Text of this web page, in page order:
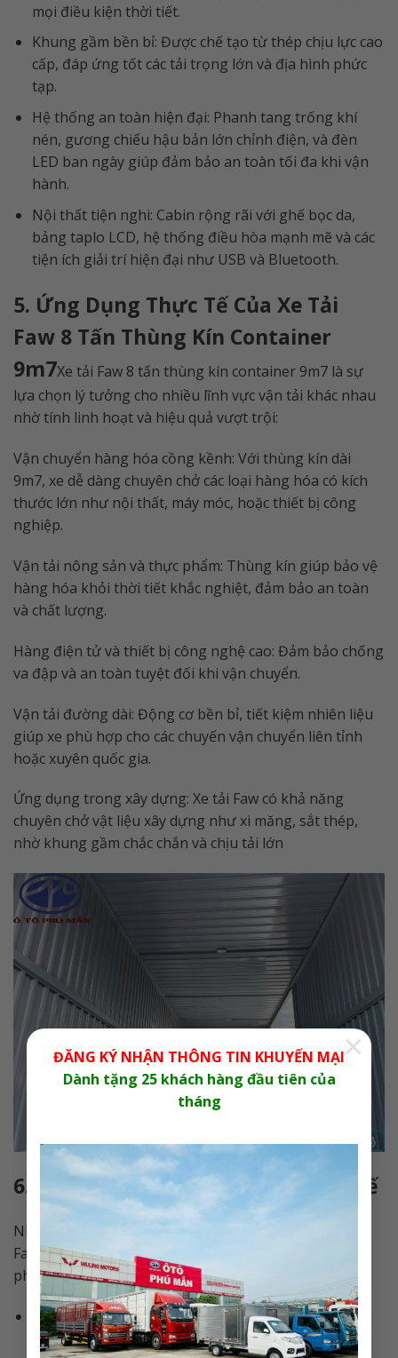
ĐĂNG KÝ NHẬN THÔNG TIN KHUYẾN MẠI
Dành tặng 25 khách hàng đầu tiên của
tháng
×
mọi điều kiện thời tiết.
Khung gầm bền bỉ: Được chế tạo từ thép chịu lực cao
cấp, đáp ứng tốt các tải trọng lớn và địa hình phức
tạp.
Hệ thống an toàn hiện đại: Phanh tang trống khí
nén, gương chiếu hậu bản lớn chỉnh điện, và đèn
LED ban ngày giúp đảm bảo an toàn tối đa khi vận
hành.
Nội thất tiện nghi: Cabin rộng rãi với ghế bọc da,
bảng taplo LCD, hệ thống điều hòa mạnh mẽ và các
tiện ích giải trí hiện đại như USB và Bluetooth.
5. Ứng Dụng Thực Tế Của Xe Tải
Faw 8 Tấn Thùng Kín Container
9m7Xe tải Faw 8 tấn thùng kín container 9m7 là sự
lựa chọn lý tưởng cho nhiều lĩnh vực vận tải khác nhau
nhờ tính linh hoạt và hiệu quả vượt trội:
Vận chuyển hàng hóa cồng kềnh: Với thùng kín dài
9m7, xe dễ dàng chuyên chở các loại hàng hóa có kích
thước lớn như nội thất, máy móc, hoặc thiết bị công
nghiệp.
Vận tải nông sản và thực phẩm: Thùng kín giúp bảo vệ
hàng hóa khỏi thời tiết khắc nghiệt, đảm bảo an toàn
và chất lượng.
Hàng điện tử và thiết bị công nghệ cao: Đảm bảo chống
va đập và an toàn tuyệt đối khi vận chuyển.
Vận tải đường dài: Động cơ bền bỉ, tiết kiệm nhiên liệu
giúp xe phù hợp cho các chuyến vận chuyển liên tỉnh
hoặc xuyên quốc gia.
Ứng dụng trong xây dựng: Xe tải Faw có khả năng
chuyên chở vật liệu xây dựng như xi măng, sắt thép,
nhờ khung gầm chắc chắn và chịu tải lớn
6. Đánh Giá Từ Khách Hàng Thực Tế
Nhiều doanh nghiệp tại Việt Nam đã lựa chọn xe tải
Faw 8 tấn thùng kín container 9m7 và để lại những
phản hồi tích cực:
Anh Hoàng (Doanh nghiệp vận tải tại Hà Nội):
“Tôi rất hài lòng với xe tải FAW. Động cơ mạnh mẽ,